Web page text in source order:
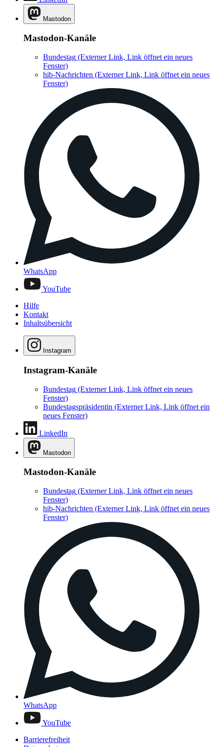
Mastodon
Mastodon-Kanäle
Bundestag (Externer Link, Link öffnet ein neues
Fenster)
hib-Nachrichten (Externer Link, Link öffnet ein neues
Fenster)
WhatsApp
YouTube
Hilfe
Kontakt
Inhaltsübersicht
Instagram
Instagram-Kanäle
Bundestag (Externer Link, Link öffnet ein neues
Fenster)
Bundestagspräsidentin (Externer Link, Link öffnet ein
neues Fenster)
LinkedIn
Mastodon
Mastodon-Kanäle
Bundestag (Externer Link, Link öffnet ein neues
Fenster)
hib-Nachrichten (Externer Link, Link öffnet ein neues
Fenster)
WhatsApp
YouTube
Barrierefreiheit